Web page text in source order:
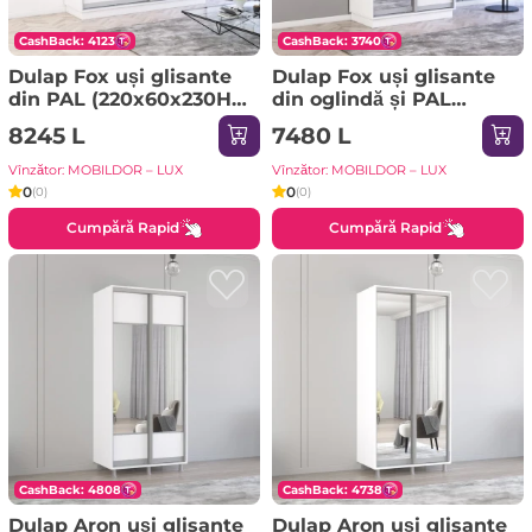
CashBack: 4123
Dulap Fox uși glisante
din PAL (220x60x230H
cm) Sonoma
8245 L
Vînzător: MOBILDOR – LUX
0(0)
Cumpără Rapid
CashBack: 3740
Dulap Fox uși glisante
din oglindă și PAL
(170x60x220H cm)
Sonoma
7480 L
Vînzător: MOBILDOR – LUX
0(0)
Cumpără Rapid
CashBack: 4808
Dulap Aron uși glisante
CashBack: 4738
Dulap Aron uși glisante